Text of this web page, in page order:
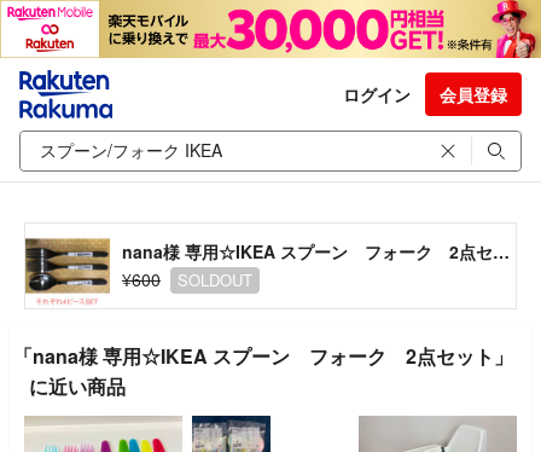
ログイン 会員登録
nana様 専用‪☆IKEA スプーン フォーク 2点セット
¥600
SOLDOUT
「nana様 専用‪☆IKEA スプーン フォーク 2点セット」
に近い商品